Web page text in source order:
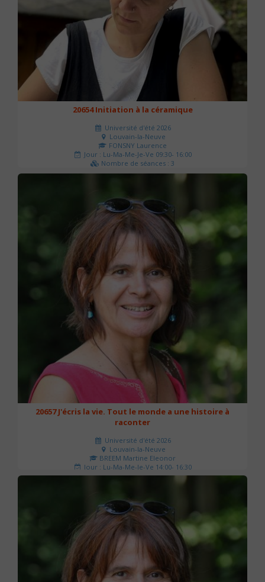
20654 Initiation à la céramique
Université d'été 2026
Louvain-la-Neuve
FONSNY Laurence
Jour : Lu-Ma-Me-Je-Ve 09:30- 16:00
Nombre de séances : 3
190 €
20657 J'écris la vie. Tout le monde a une histoire à
raconter
Université d'été 2026
Louvain-la-Neuve
BREEM Martine Eleonor
Jour : Lu-Ma-Me-Je-Ve 14:00- 16:30
Nombre de séances : 3